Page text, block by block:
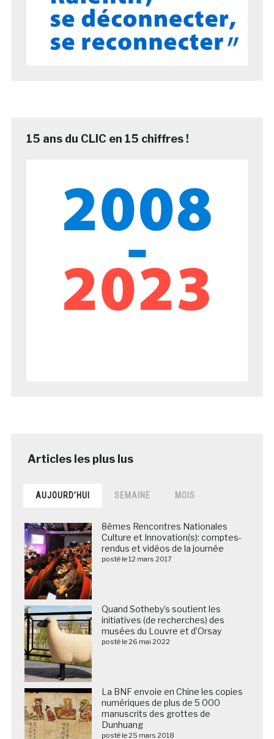
15 ans du CLIC en 15 chiffres !
AUJOURD’HUI SEMAINE MOIS
8èmes Rencontres Nationales
Culture et Innovation(s): comptes-
rendus et vidéos de la journée
posté le 12 mars 2017
Quand Sotheby’s soutient les
initiatives (de recherches) des
musées du Louvre et d’Orsay
posté le 26 mai 2022
La BNF envoie en Chine les copies
numériques de plus de 5 000
manuscrits des grottes de
Dunhuang
posté le 25 mars 2018